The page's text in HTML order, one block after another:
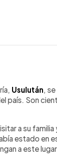
Usulután ,
país. Son
a su familia
estado en
a este